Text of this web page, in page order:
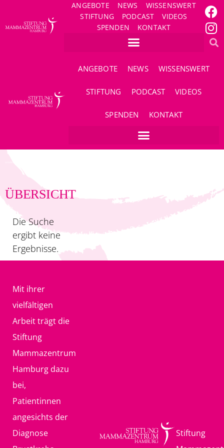
ANGEBOTE NEWS
WISSENSWERT
STIFTUNG
PODCAST
VIDEOS
SPENDEN
KONTAKT
ANGEBOTE NEWS WISSENSWERT
STIFTUNG PODCAST VIDEOS
SPENDEN KONTAKT
ÜBERSICHT
Die Suche
ergibt keine
Ergebnisse.
Mit ihrer
vielfältigen
Arbeit trägt die
Stiftung
Mammazentrum
Hamburg dazu
bei,
Patientinnen
angesichts der
Diagnose
Stiftung